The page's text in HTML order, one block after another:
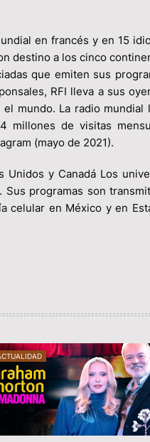
en francés y en 15
destino a los cinco
que emiten sus
RFI lleva a sus
mundo. La radio mundial
millones de visitas
(mayo de 2021).
Unidos y Canadá Los
programas son
celular en México y en